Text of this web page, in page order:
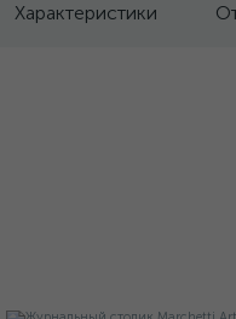
Характеристики